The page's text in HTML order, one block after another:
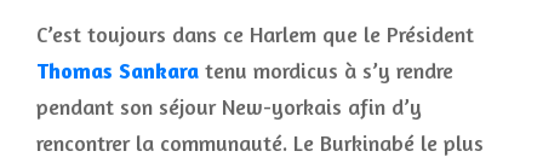
C’est toujours dans ce Harlem que le Président
Thomas Sankara tenu mordicus à s’y rendre
pendant son séjour New-yorkais afin d’y
rencontrer la communauté. Le Burkinabé le plus